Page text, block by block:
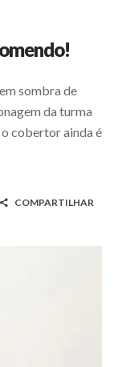
sombra de
da turma
o cobertor ainda é
COMPARTILHAR